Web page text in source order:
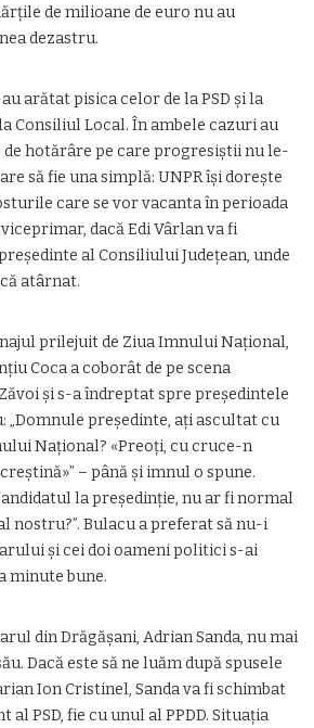
de milioane de euro nu au
dezastru.
arătat pisica celor de la PSD şi la
Consiliul Local. În ambele cazuri au
de hotărâre pe care progresiştii nu le-
să fie una simplă: UNPR îşi doreşte
care se vor vacanta în perioada
dacă Edi Vârlan va fi
al Consiliului Judeţean, unde
atârnat.
prilejuit de Ziua Imnului Naţional,
Coca a coborât de pe scena
şi s-a îndreptat spre preşedintele
„Domnule preşedinte, aţi ascultat cu
Naţional? «Preoţi, cu cruce-n
– până şi imnul o spune.
la preşedinţie, nu ar fi normal
nostru?”. Bulacu a preferat să nu-i
şi cei doi oameni politici s-ai
minute bune.
din Drăgăşani, Adrian Sanda, nu mai
Dacă este să ne luăm după spusele
Ion Cristinel, Sanda va fi schimbat
PSD, fie cu unul al PPDD. Situaţia